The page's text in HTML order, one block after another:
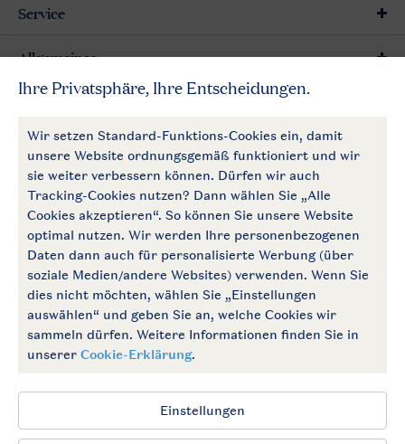
Follow Us
facebookinstagram
Zum Newsletter anmelden
Service
Allgemeines
Mehr Landal
Zahlungsmöglichkeiten
Allgemeine Bedingungen Impressum